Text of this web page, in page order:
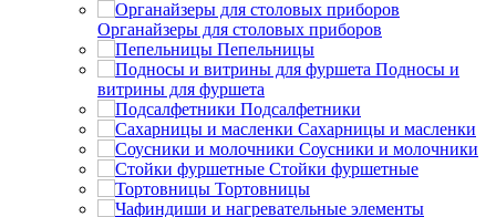
Органайзеры для столовых приборов
Пепельницы
Подносы и
витрины для фуршета
Подсалфетники
Сахарницы и масленки
Соусники и молочники
Стойки фуршетные
Тортовницы